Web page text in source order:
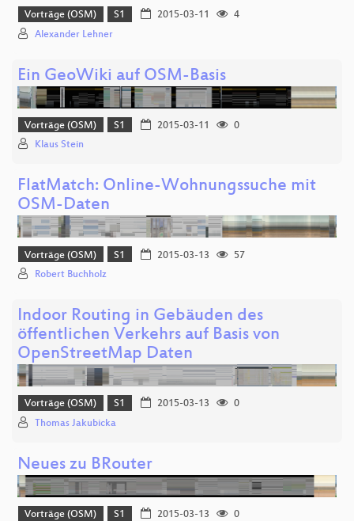
Vorträge (OSM) S1 2015-03-11
4
Alexander Lehner
Ein GeoWiki auf OSM-Basis
Vorträge (OSM) S1 2015-03-11
0
Klaus Stein
FlatMatch: Online-Wohnungssuche mit
OSM-Daten
Vorträge (OSM) S1 2015-03-13
57
Robert Buchholz
Indoor Routing in Gebäuden des
öffentlichen Verkehrs auf Basis von
OpenStreetMap Daten
Vorträge (OSM) S1 2015-03-13
0
Thomas Jakubicka
Neues zu BRouter
Vorträge (OSM) S1 2015-03-13
0